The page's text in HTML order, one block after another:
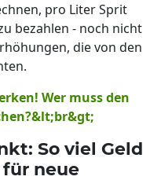
pro Liter Sprit
bezahlen - noch nicht
die von den
Wer muss den
&lt;br&gt;
So viel Geld
neue